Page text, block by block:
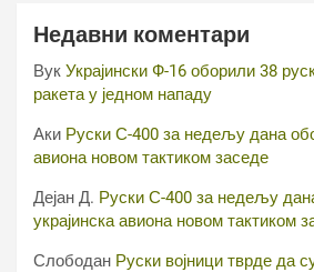
Недавни коментари
Вук Украјински Ф-16 оборили 38
ракета у једном нападу
Аки Руски С-400 за недељу дана
авиона новом тактиком заседе
Дејан Д. Руски С-400 за недељу
украјинска авиона новом тактиком
Слободан Руски војници тврде да